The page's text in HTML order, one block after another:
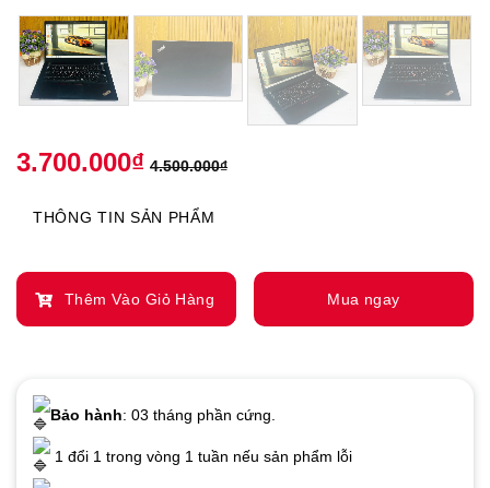
3.700.000₫ 4.500.000₫
THÔNG TIN SẢN PHẨM
Thêm Vào Giỏ Hàng Mua ngay
Bảo hành: 03 tháng phần cứng.
1 đổi 1 trong vòng 1 tuần nếu sản phẩm lỗi